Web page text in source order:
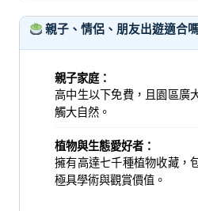
親子、情侶、朋友出遊適合
親子家庭：
高中生以下免費，且園區廣
觸大自然。
植物與生態愛好者：
擁有高達七千種植物收藏，
極具學術與觀賞價值。